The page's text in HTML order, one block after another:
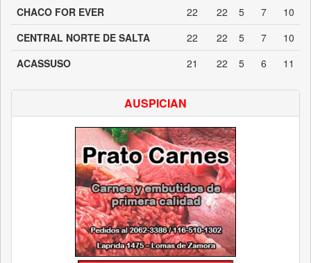
CHACO FOR EVER
22 22 5 7
10
CENTRAL NORTE DE SALTA
22 22 5 7
10
ACASSUSO
21 22 5 6 11
AUSPICIAN